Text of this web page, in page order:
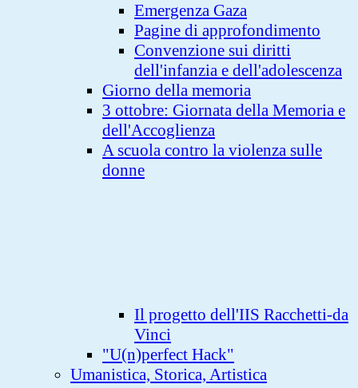
Emergenza Gaza
Pagine di approfondimento
Convenzione sui diritti
dell'infanzia e dell'adolescenza
Giorno della memoria
3 ottobre: Giornata della Memoria e
dell'Accoglienza
A scuola contro la violenza sulle
donne
Il progetto dell'IIS Racchetti-da
Vinci
"U(n)perfect Hack"
Umanistica, Storica, Artistica